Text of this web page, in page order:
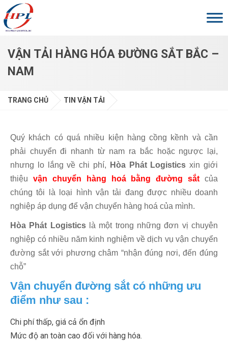
Skip to main content
VẬN TẢI HÀNG HÓA ĐƯỜNG SẮT BẮC –
NAM
TRANG CHỦ TIN VẬN TẢI
Quý khách có quá nhiều kiện hàng cồng kềnh và cần
phải chuyển đi nhanh từ nam ra bắc hoặc ngược lại,
nhưng lo lắng về chi phí, Hòa Phát Logistics xin giới
thiệu
vận chuyển hàng hoá bằng đường sắt của
chúng tôi là loại hình vận tải đang được nhiều doanh
nghiệp áp dụng để vận chuyển hàng hoá của mình.
Hòa Phát Logistics
là một trong những đơn vị chuyên
nghiệp có nhiều năm kinh nghiệm về dịch vụ vận chuyển
đường sắt với phương châm “nhận đúng nơi, đến đúng
chỗ”
Vận chuyển đường sắt có những ưu
điểm như sau :
Chi phí thấp, giá cả ổn định
Mức độ an toàn cao đối với hàng hóa.